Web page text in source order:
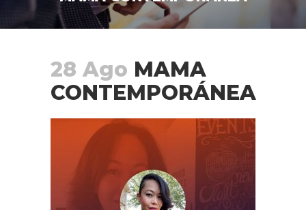
28 Ago MAMA
CONTEMPORÁNEA